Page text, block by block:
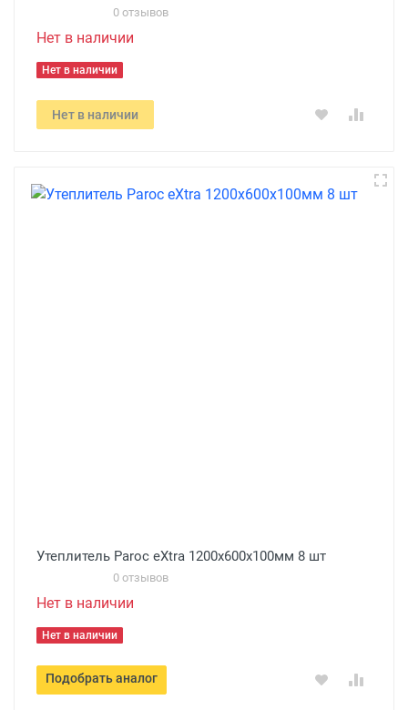
0 отзывов
Нет в наличии
Нет в наличии
Нет в наличии
Утеплитель Paroc eXtra 1200x600х100мм 8 шт
0 отзывов
Нет в наличии
Нет в наличии
Подобрать аналог